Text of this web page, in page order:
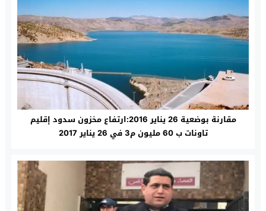
مقارنة بوضعية 26 يناير 2016:ارتفاع مخزون سدود إقليم
تاونات ب 60 مليون م3 في 26 يناير 2017